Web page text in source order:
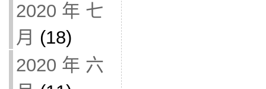
2020 年 七
月 (18)
2020 年 六